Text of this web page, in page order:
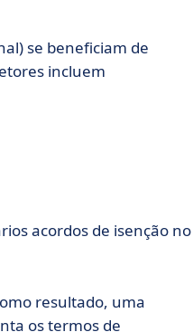
se beneficiam de
incluem
acordos de isenção no
resultado, uma
os termos de